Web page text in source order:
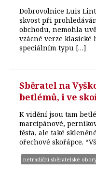
Dobrovolnice Luis
skvost při
obchodu, nemohla
vzácné verze
speciálním typu […]
Sběratel na
betlémů, i ve
K vidění jsou tam
marcipánové,
těsta, ale také
ořechové skořápce.
netradiční sběratelské